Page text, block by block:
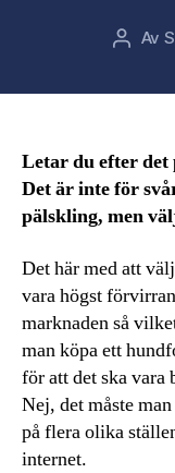
Av
Letar du efter
Det är inte för
pälskling, men
Det här med att
vara högst
marknaden så
man köpa ett
för att det ska vara
Nej, det måste
på flera olika
internet.